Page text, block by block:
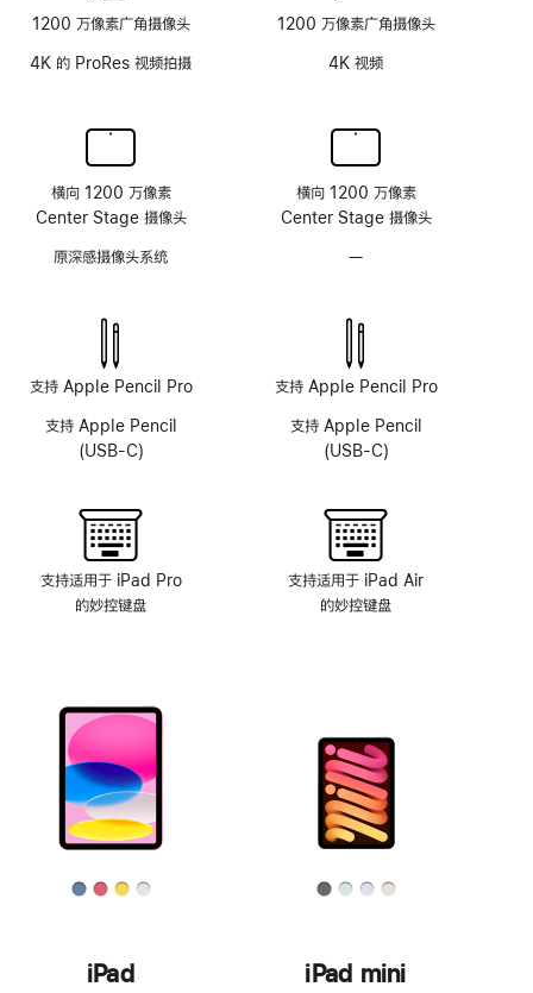
1200 万像素广角摄像头
4K 的 ProRes 视频拍摄
横向 1200 万像素
Center Stage 摄像头
原深感摄像头系统
支持 Apple Pencil Pro
支持 Apple Pencil
(USB-C)
支持适用于 iPad Pro
的妙控键盘
板
1200 万像素广角摄像头
4K 视频
横向 1200 万像素
Center Stage 摄像头
—
像
系
统
支持 Apple Pencil Pro
支持 Apple Pencil
(USB-C)
支持适用于 iPad Air
的妙控键盘
iPad iPad mini